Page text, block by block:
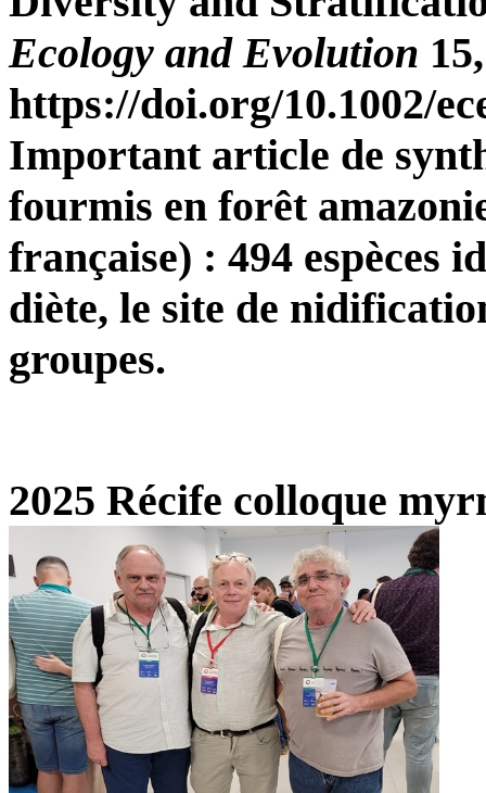
Ecology and Evolution
https://doi.org/10.1002/
Important article de
fourmis en forêt
française) : 494 espèces
diète, le site de
groupes.
2025 Récife colloque